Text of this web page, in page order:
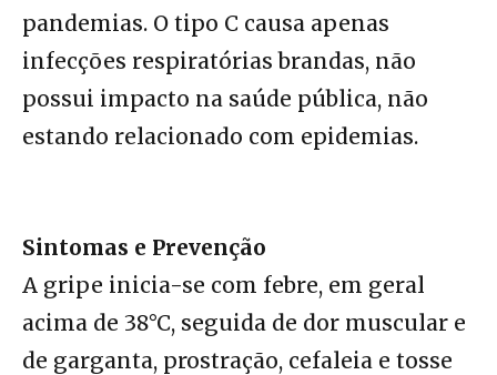
pandemias. O tipo C causa apenas
infecções respiratórias brandas, não
possui impacto na saúde pública, não
estando relacionado com epidemias.
Sintomas e Prevenção
A gripe inicia-se com febre, em geral
acima de 38°C, seguida de dor muscular e
de garganta, prostração, cefaleia e tosse